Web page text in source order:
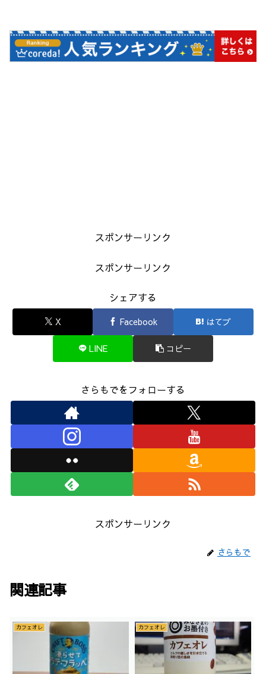
スポンサーリンク
スポンサーリンク
シェアする
X Facebook はてブ
LINE コピー
さらもでをフォローする
スポンサーリンク
さらもで
関連記事
カフェオレ カフェオレ